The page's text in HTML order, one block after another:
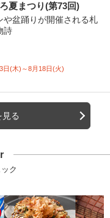
夏まつり(第73回)
や盆踊りが開催される札
詩
日(木)～8月18日(火)
る
ク